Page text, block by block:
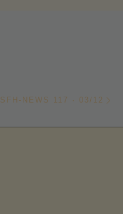
SFH-NEWS 117 · 03/12